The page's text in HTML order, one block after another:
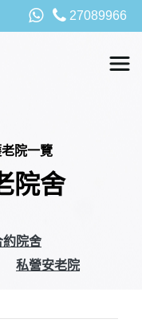
27089966
院一覽
院舍
約院舍
私營安老院